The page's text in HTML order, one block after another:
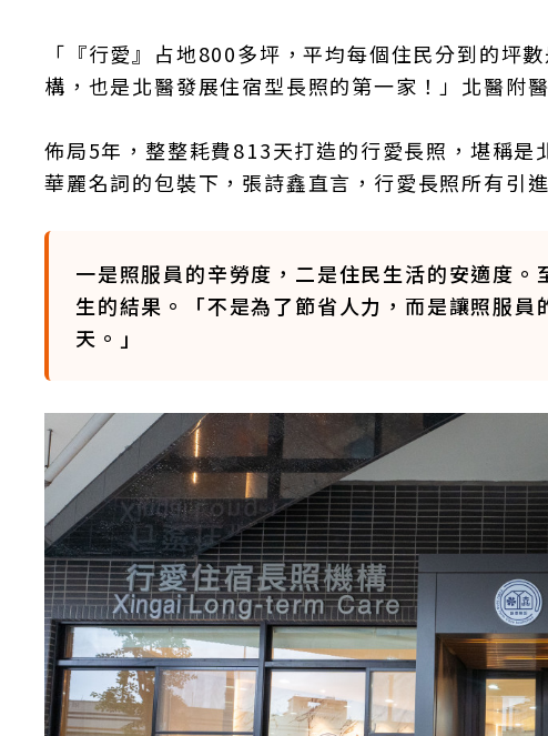
「『行愛』占地800多坪，平均每個住民分到的坪
構，也是北醫發展住宿型長照的第一家！」北醫附
佈局5年，整整耗費813天打造的行愛長照，堪稱
華麗名詞的包裝下，張詩鑫直言，行愛長照所有引
一是照服員的辛勞度，二是住民生活的安適度
生的結果。「不是為了節省人力，而是讓照服
天。」